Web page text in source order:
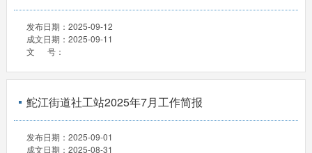
发布日期： 2025-09-12
成文日期： 2025-09-11
文 号：
鮀江街道社工站2025年7月工作简报
发布日期： 2025-09-01
成文日期： 2025-08-31